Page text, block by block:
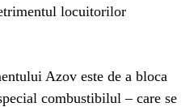
locuitorilor
Azov este de a bloca
combustibilul – care se